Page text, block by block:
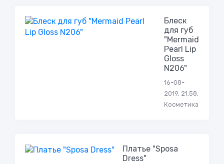
Блеск
для губ
"Mermaid
Pearl Lip
Gloss
N206"
16-08-
2019, 21:58,
Косметика
Платье "Sposa
Dress"